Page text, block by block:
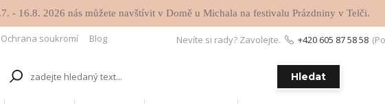
- 16.8. 2026 nás můžete navštívit v Domě u Michala na festivalu Prázdniny v Telči.
Ochrana soukromí Blog
Hledat
Nevíte si rady? Zavolejte. +420 605 87 58 58